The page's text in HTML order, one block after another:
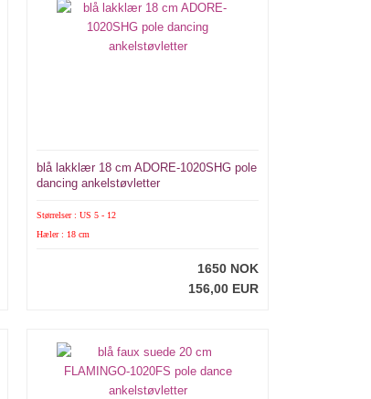
blå lakklær 18 cm ADORE-1020SHG pole
dancing ankelstøvletter
Størrelser : US 5 - 12
Hæler : 18 cm
1650 NOK
156,00 EUR